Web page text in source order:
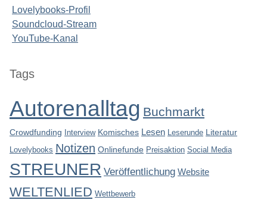
Lovelybooks-Profil
Soundcloud-Stream
YouTube-Kanal
Seitenleiste
Tags
Autorenalltag Buchmarkt
Crowdfunding Interview Komisches Lesen Leserunde
Literatur
Lovelybooks Notizen Onlinefunde Preisaktion Social Media
STREUNER Veröffentlichung Website
WELTENLIED Wettbewerb